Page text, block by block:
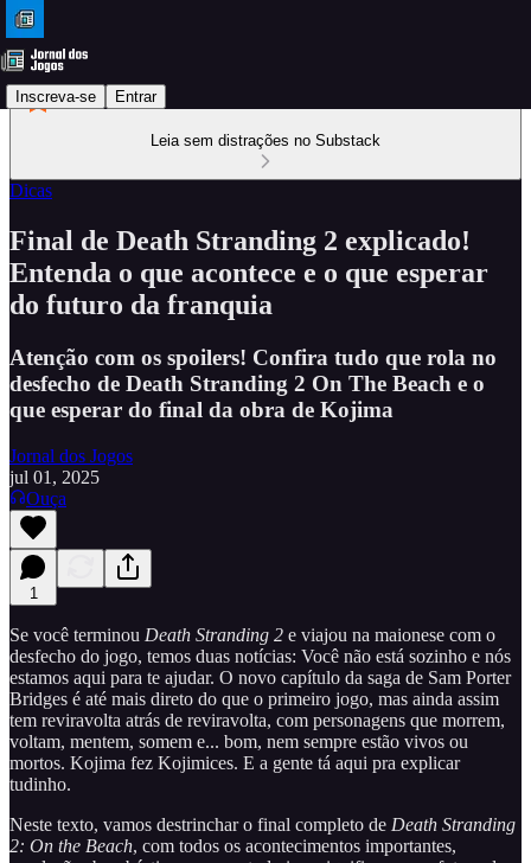
Inscreva-se Entrar
Leia sem distrações no Substack
Dicas
Final de Death Stranding 2 explicado!
Entenda o que acontece e o que esperar
do futuro da franquia
Atenção com os spoilers! Confira tudo que rola no
desfecho de Death Stranding 2 On The Beach e o
que esperar do final da obra de Kojima
Jornal dos Jogos
jul 01, 2025
Ouça
1
Se você terminou Death Stranding 2 e viajou na maionese com o
desfecho do jogo, temos duas notícias: Você não está sozinho e nós
estamos aqui para te ajudar. O novo capítulo da saga de Sam Porter
Bridges é até mais direto do que o primeiro jogo, mas ainda assim
tem reviravolta atrás de reviravolta, com personagens que morrem,
voltam, mentem, somem e... bom, nem sempre estão vivos ou
mortos. Kojima fez Kojimices. E a gente tá aqui pra explicar
tudinho.
Neste texto, vamos destrinchar o final completo de Death Stranding
2: On the Beach, com todos os acontecimentos importantes,